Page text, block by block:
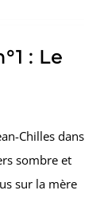
: Le
Chilles dans
sombre et
sur la mère